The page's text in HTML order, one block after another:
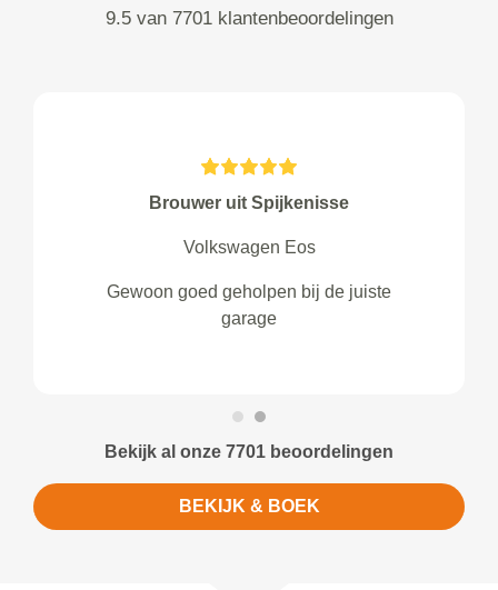
9.5 van 7701 klantenbeoordelingen
Brouwer uit Spijkenisse
Volkswagen Eos
Gewoon goed geholpen bij de juiste
garage
Bekijk al onze 7701 beoordelingen
BEKIJK & BOEK